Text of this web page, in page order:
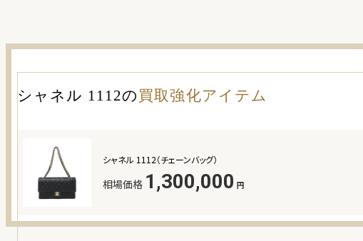
シャネル 1112の 買取強化アイテム
シャネル 1112（チェーンバッグ）
相場価格 1,300,000 円